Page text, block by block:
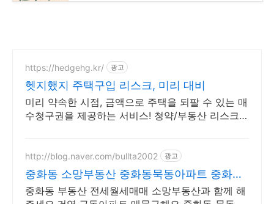
https://hedgehg.kr/ 광고
헷지했지 주택구입 리스크, 미리 대비
미리 약속한 시점, 금액으로 주택을 되팔 수 있는 매
수청구권을 제공하는 서비스! 청약/부동산 리스크,
http://blog.naver.com/bullta2002 광고
중화동 소망부동산 중화동묵동아파트 중화동
리버센
중화동 부동산 전세월세매매 소망부동산과 함께 해